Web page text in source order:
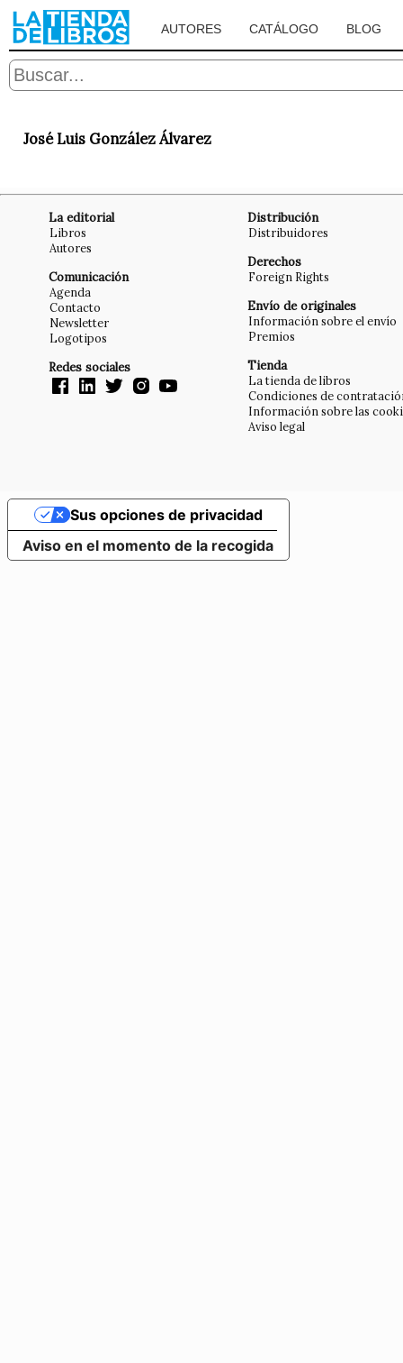
AUTORES CATÁLOGO BLOG
José Luis González Álvarez
La editorial
Libros
Autores
Comunicación
Agenda
Contacto
Newsletter
Logotipos
Redes sociales
Distribución
Distribuidores
Derechos
Foreign Rights
Envío de originales
Información sobre el envío
Premios
Tienda
La tienda de libros
Condiciones de
Información sobre las
Aviso legal
Aviso en el momento de la recogida
Sus opciones de privacidad